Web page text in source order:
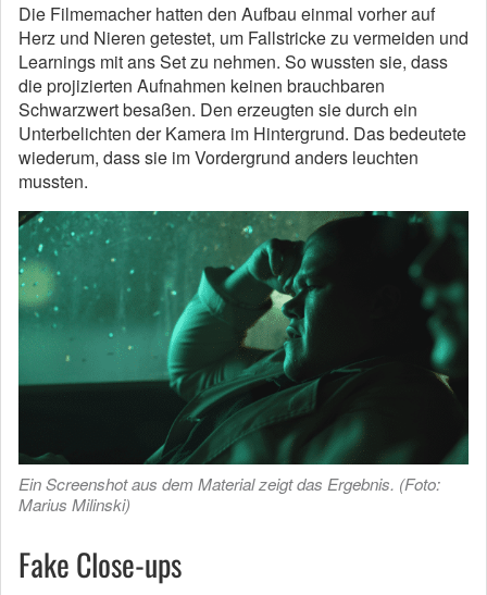
Die Filmemacher hatten den Aufbau einmal vorher auf
Herz und Nieren getestet, um Fallstricke zu vermeiden und
Learnings mit ans Set zu nehmen. So wussten sie, dass
die projizierten Aufnahmen keinen brauchbaren
Schwarzwert besaßen. Den erzeugten sie durch ein
Unterbelichten der Kamera im Hintergrund. Das bedeutete
wiederum, dass sie im Vordergrund anders leuchten
mussten.
Ein Screenshot aus dem Material zeigt das Ergebnis. (Foto:
Marius Milinski)
Fake Close-ups